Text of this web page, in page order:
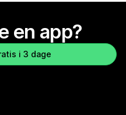
en app?
i 3 dage